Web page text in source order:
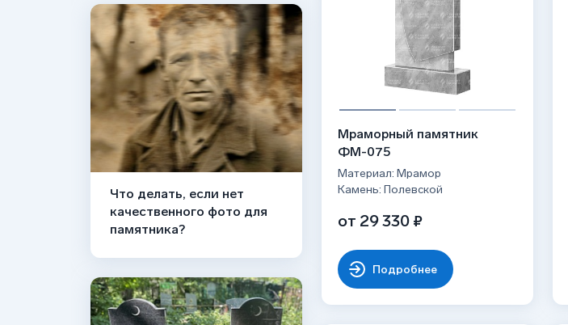
Что делать, если нет
качественного фото для
памятника?
Мраморный памятник
ФМ-075
Материал: Мрамор
Камень: Полевской
от 29 330 ₽
Подробнее